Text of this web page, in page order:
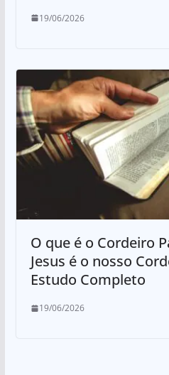
19/06/2026
O que é o Cordeiro
Jesus é o nosso
Estudo Completo
19/06/2026